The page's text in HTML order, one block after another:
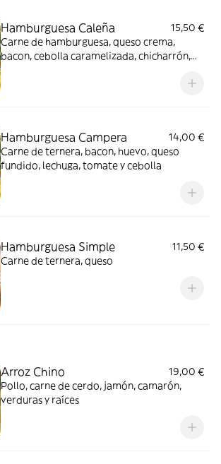
Hamburguesa Caleña
15,50 €
Carne de hamburguesa, queso crema,
bacon, cebolla caramelizada, chicharrón,
Hamburguesa Campera
14,00 €
Carne de ternera, bacon, huevo, queso
fundido, lechuga, tomate y cebolla
Hamburguesa Simple
11,50 €
Carne de ternera, queso
Arroz Chino
19,00 €
Pollo, carne de cerdo, jamón, camarón,
verduras y raíces